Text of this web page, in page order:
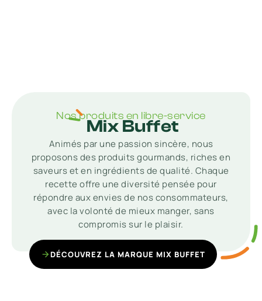
Nos produits en libre-service
Mix Buffet
Animés par une passion sincère, nous
proposons des produits gourmands, riches en
saveurs et en ingrédients de qualité. Chaque
recette offre une diversité pensée pour
répondre aux envies de nos consommateurs,
avec la volonté de mieux manger, sans
compromis sur le plaisir.
DÉCOUVREZ LA MARQUE MIX BUFFET